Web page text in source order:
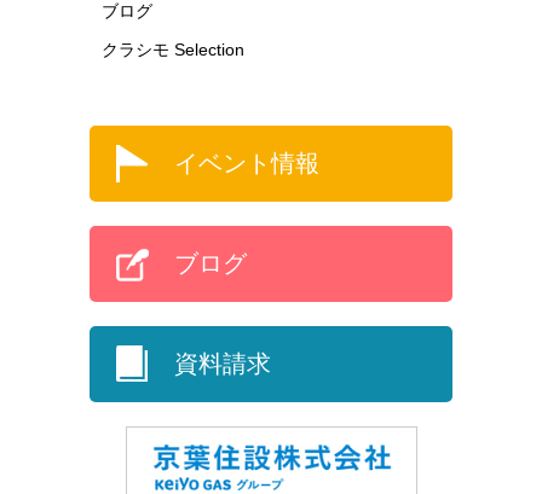
ブログ
クラシモ Selection
イベント情報
ブログ
資料請求